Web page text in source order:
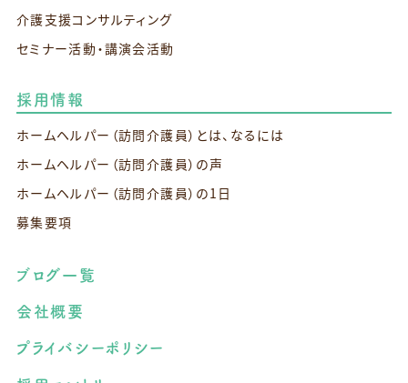
介護支援コンサルティング
セミナー活動・講演会活動
採用情報
ホームヘルパー（訪問介護員）とは、なるには
ホームヘルパー（訪問介護員）の声
ホームヘルパー（訪問介護員）の1日
募集要項
ブログ一覧
会社概要
プライバシーポリシー